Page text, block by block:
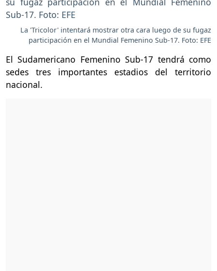
La 'Tricolor' intentará mostrar otra cara luego de su fugaz
participación en el Mundial Femenino Sub-17. Foto: EFE
El Sudamericano Femenino Sub-17 tendrá como
sedes tres importantes estadios del territorio
nacional.